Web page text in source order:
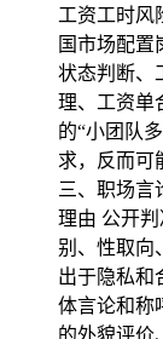
工资工时风
国市场配置
状态判断、
理、工资单
的“小团队
求，反而可
三、职场言
理由 公开
别、性取向
出于隐私和
体言论和称
的外貌评价